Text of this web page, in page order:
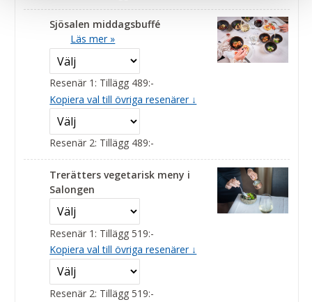
Sjösalen middagsbuffé
Läs mer »
Resenär 1: Tillägg 489:-
Kopiera val till övriga resenärer ↓
Resenär 2: Tillägg 489:-
Trerätters vegetarisk meny i
Salongen
Resenär 1: Tillägg 519:-
Kopiera val till övriga resenärer ↓
Resenär 2: Tillägg 519:-